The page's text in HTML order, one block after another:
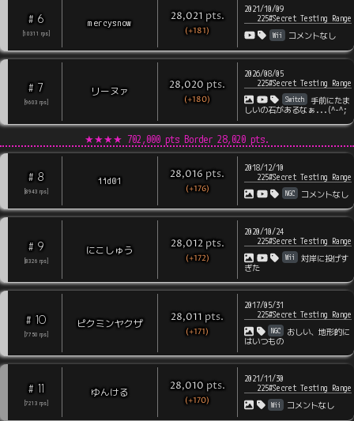
# 6
10311 rps
mercysnow 28,021 pts.
(+181)
2021/10/09
225#Secret Testing Range
Wii コメントなし
# 7
9603 rps
リーヌァ 28,020 pts.
(+180)
2026/08/05
225#Secret Testing Range
Switch
手前にたま
しいの石があるなぁ...(^-^;
★★★★ 702,000 pts Border 28,020 pts.
# 8
8943 rps
iid01 28,016 pts.
(+176)
2018/12/10
225#Secret Testing Range
NGC コメントなし
# 9
8326 rps
にこしゅう 28,012 pts.
(+172)
2020/10/24
225#Secret Testing Range
Wii
対岸に投げす
ぎた
# 10
7750 rps
ピクミンヤクザ 28,011 pts.
(+171)
2017/05/31
225#Secret Testing Range
NGC
おしい、地形的に
はいつもの
# 11
7213 rps
ゆんける 28,010 pts.
(+170)
2021/11/30
225#Secret Testing Range
Wii コメントなし